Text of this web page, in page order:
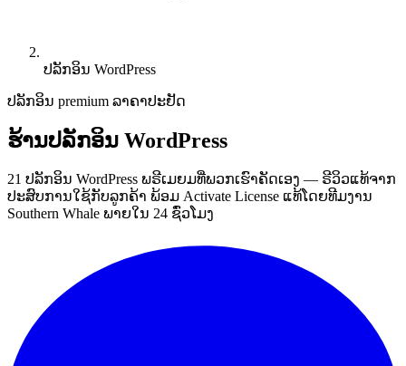
ປລັກອິນ WordPress
ປລັກອິນ premium ລາຄາປະຢັດ
ຮ້ານປລັກອິນ WordPress
21 ປລັກອິນ WordPress ພຣີເມຍມທີ່ພວກເຮົາຄັດເອງ — ຣີວິວແທ້ຈາກ
ປະສົບການໃຊ້ກັບລູກຄ້າ ພ້ອມ Activate License ແທ້ໂດຍທີມງານ
Southern Whale ພາຍໃນ 24 ຊົ່ວໂມງ